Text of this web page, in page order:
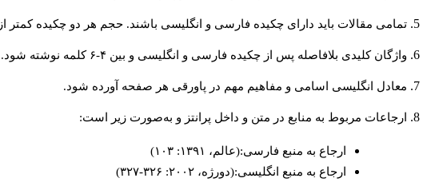
تمامی مقالات باید دارای چکیده فارسی و انگلیسی باشند. حجم هر دو چکیده کمتر از ۲۰۰ و بیشتر از ۲۵۰ کلمه نباشد.
واژگان کلیدی بلافاصله پس از چکیده فارسی و انگلیسی و بین ۴-۶ کلمه نوشته شود.
معادل انگلیسی اسامی و مفاهیم مهم در پاورقی هر صفحه آورده شود.
ارجاعات مربوط به منابع در متن و داخل پرانتز و به‌صورت زیر است:
ارجاع به منبع فارسی:(عالم، ۱۳۹۱: ۱۰۳)
ارجاع به منبع انگلیسی:(دورژه، ۲۰۰۲: ۳۲۶-۳۲۷)